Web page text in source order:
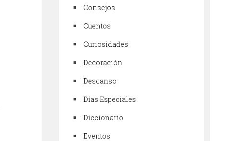
Consejos
Cuentos
Curiosidades
Decoración
Descanso
Días Especiales
Diccionario
Eventos